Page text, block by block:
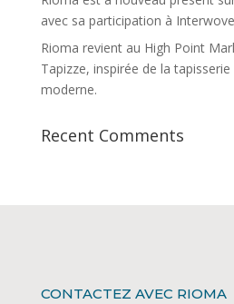
avec sa participation à
Rioma revient au High Point
Tapizze, inspirée de la
moderne.
Recent Comments
CONTACTEZ AVEC RIOMA